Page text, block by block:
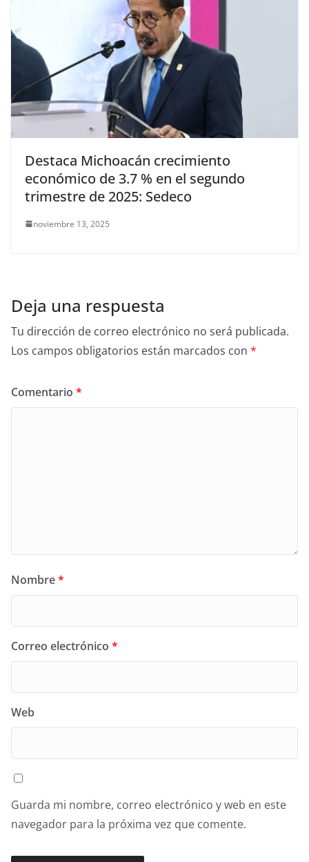
Destaca Michoacán crecimiento
económico de 3.7 % en el segundo
trimestre de 2025: Sedeco
noviembre 13, 2025
Deja una respuesta
Tu dirección de correo electrónico no será publicada.
Los campos obligatorios están marcados con *
Comentario *
Nombre*
Correo electrónico *
Web
Guarda mi nombre, correo electrónico y web en este
navegador para la próxima vez que comente.